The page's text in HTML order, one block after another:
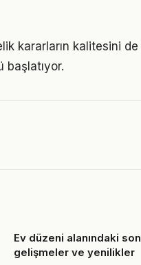
kararların kalitesini de
başlatıyor.
Ev düzeni alanındaki son
gelişmeler ve yenilikler